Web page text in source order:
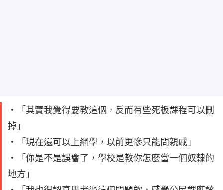
・「其實我覺得要教這個，反而有些死板課程可以刪
掉」
・「現在還可以上網學，以前更慘只能問親戚」
・「你是不是誤會了，學校是教你怎麼當一個奴隸的
地方」